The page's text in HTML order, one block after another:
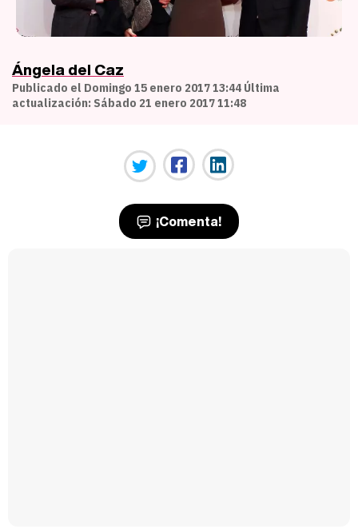
Ángela del Caz
Publicado el Domingo 15 enero 2017 13:44 Última
actualización: Sábado 21 enero 2017 11:48
¡Comenta!